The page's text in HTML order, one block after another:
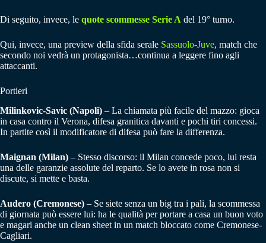
Di seguito, invece, le quote scommesse Serie A del 19° turno.
Qui, invece, una preview della sfida serale Sassuolo-Juve, match che
secondo noi vedrà un protagonista…continua a leggere fino agli
attaccanti.
Portieri
Milinkovic-Savic (Napoli) – La chiamata più facile del mazzo: gioca
in casa contro il Verona, difesa granitica davanti e pochi tiri concessi.
In partite così il modificatore di difesa può fare la differenza.
Maignan (Milan) – Stesso discorso: il Milan concede poco, lui resta
una delle garanzie assolute del reparto. Se lo avete in rosa non si
discute, si mette e basta.
Audero (Cremonese) – Se siete senza un big tra i pali, la scommessa
di giornata può essere lui: ha le qualità per portare a casa un buon voto
e magari anche un clean sheet in un match bloccato come Cremonese-
Cagliari.